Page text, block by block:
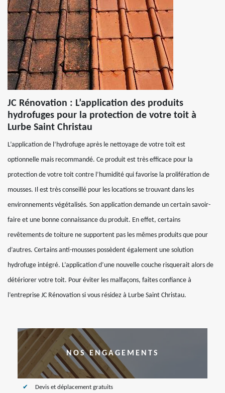
JC Rénovation : L’application des produits
hydrofuges pour la protection de votre toit à
Lurbe Saint Christau
L’application de l’hydrofuge après le nettoyage de votre toit est
optionnelle mais recommandé. Ce produit est très efficace pour la
protection de votre toit contre l’humidité qui favorise la prolifération de
mousses. Il est très conseillé pour les locations se trouvant dans les
environnements végétalisés. Son application demande un certain savoir-
faire et une bonne connaissance du produit. En effet, certains
revêtements de toiture ne supportent pas les mêmes produits que pour
d’autres. Certains anti-mousses possèdent également une solution
hydrofuge intégré. L’application d’une nouvelle couche risquerait alors de
détériorer votre toit. Pour éviter les malfaçons, faites confiance à
l’entreprise JC Rénovation si vous résidez à Lurbe Saint Christau.
NOS ENGAGEMENTS
Devis et déplacement gratuits